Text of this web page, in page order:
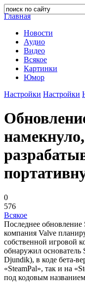
Главная
Новости
Аудио
Видео
Всякое
Картинки
Юмор
Настройки Настройки
0
576
Всякое
Последнее
компания Valve
собственной игровой
обнаружил
Djundik), в коде бета-
«SteamPal», так и на
под кодовым